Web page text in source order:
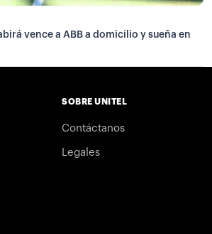
vence a ABB a domicilio y sueña en
SOBRE UNITEL
Contáctanos
Legales